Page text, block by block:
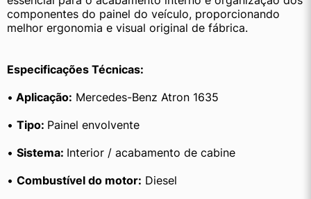
componentes do painel do veículo, proporcionando
melhor ergonomia e visual original de fábrica.
Especificações Técnicas:
• Aplicação: Mercedes-Benz Atron 1635
• Tipo: Painel envolvente
• Sistema: Interior / acabamento de cabine
• Combustível do motor: Diesel